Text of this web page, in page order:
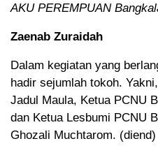
AKU PEREMPUAN
Zaenab Zuraidah
Dalam kegiatan yang
hadir sejumlah tokoh.
Jadul Maula, Ketua PCNU
dan Ketua Lesbumi PCNU
Ghozali Muchtarom. (diend)